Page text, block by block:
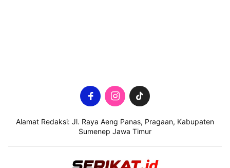
Alamat Redaksi: Jl. Raya Aeng Panas, Pragaan, Kabupaten
Sumenep Jawa Timur